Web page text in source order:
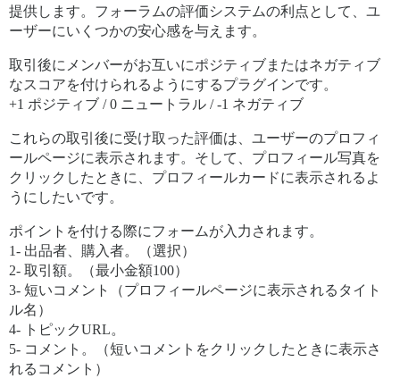
提供します。フォーラムの評価システムの利点として、ユ
ーザーにいくつかの安心感を与えます。
取引後にメンバーがお互いにポジティブまたはネガティブ
なスコアを付けられるようにするプラグインです。
+1 ポジティブ / 0 ニュートラル / -1 ネガティブ
これらの取引後に受け取った評価は、ユーザーのプロフィ
ールページに表示されます。そして、プロフィール写真を
クリックしたときに、プロフィールカードに表示されるよ
うにしたいです。
ポイントを付ける際にフォームが入力されます。
1- 出品者、購入者。（選択）
2- 取引額。（最小金額100）
3- 短いコメント（プロフィールページに表示されるタイト
ル名）
4- トピックURL。
5- コメント。（短いコメントをクリックしたときに表示さ
れるコメント）